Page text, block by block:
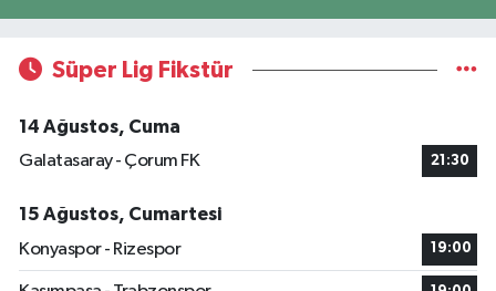
Süper Lig Fikstür
14 Ağustos, Cuma
Galatasaray - Çorum FK
21:30
15 Ağustos, Cumartesi
Konyaspor - Rizespor
19:00